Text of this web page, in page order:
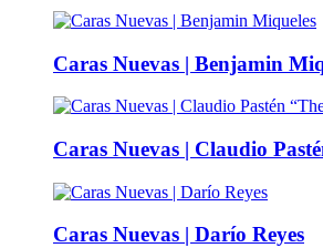
Caras Nuevas | Benjamin
Caras Nuevas | Claudio
Caras Nuevas | Darío Reyes